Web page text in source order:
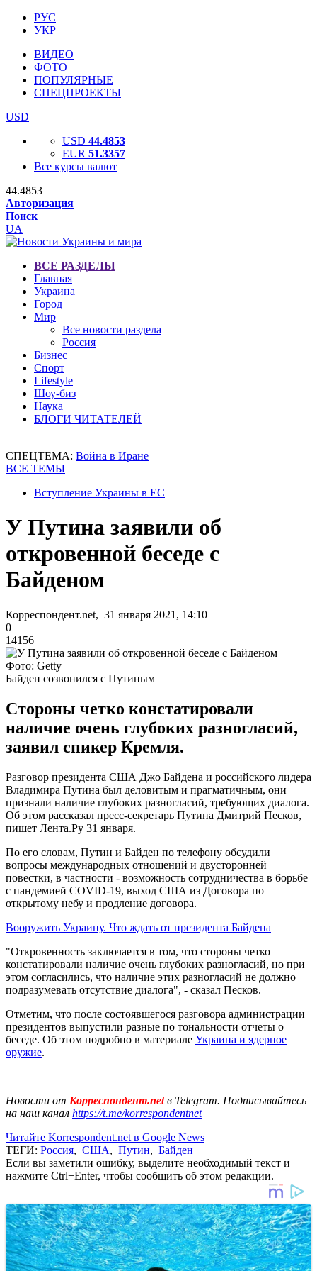
РУС
УКР
ВИДЕО
ФОТО
ПОПУЛЯРНЫЕ
СПЕЦПРОЕКТЫ
USD
USD 44.4853
EUR 51.3357
Все курсы валют
44.4853
Авторизация
Поиск
UA
ВСЕ РАЗДЕЛЫ
Главная
Украина
Город
Мир
Все новости раздела
Россия
Бизнес
Спорт
Lifestyle
Шоу-биз
Наука
БЛОГИ ЧИТАТЕЛЕЙ
СПЕЦТЕМА: Война в Иране
ВСЕ ТЕМЫ
Вступление Украины в ЕС
У Путина заявили об
откровенной беседе с
Байденом
Корреспондент.net, 31 января 2021, 14:10
0
14156
Фото: Getty
Байден созвонился с Путиным
Стороны четко констатировали
наличие очень глубоких разногласий,
заявил спикер Кремля.
Разговор президента США Джо Байдена и российского лидера
Владимира Путина был деловитым и прагматичным, они
признали наличие глубоких разногласий, требующих диалога.
Об этом рассказал пресс-секретарь Путина Дмитрий Песков,
пишет Лента.Ру 31 января.
По его словам, Путин и Байден по телефону обсудили
вопросы международных отношений и двусторонней
повестки, в частности - возможность сотрудничества в борьбе
с пандемией COVID-19, выход США из Договора по
открытому небу и продление договора.
Вооружить Украину. Что ждать от президента Байдена
"Откровенность заключается в том, что стороны четко
констатировали наличие очень глубоких разногласий, но при
этом согласились, что наличие этих разногласий не должно
подразумевать отсутствие диалога", - сказал Песков.
Отметим, что после состоявшегося разговора администрации
президентов выпустили разные по тональности отчеты о
беседе. Об этом подробно в материале Украина и ядерное
оружие.
Новости от Корреспондент.netв Telegram. Подписывайтесь
на наш канал https://t.me/korrespondentnet
Читайте Korrespondent.net в Google News
ТЕГИ: Россия, США, Путин, Байден
Если вы заметили ошибку, выделите необходимый текст и
нажмите Ctrl+Enter, чтобы сообщить об этом редакции.